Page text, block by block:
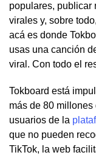
populares, publicar
virales y, sobre
acá es donde
usas una canción
viral. Con todo el
Tokboard está
más de 80
usuarios de la
que no pueden
TikTok, la web